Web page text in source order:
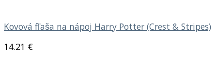
Kovová fľaša na nápoj Harry Potter (Crest & Stripes)
14.21 €